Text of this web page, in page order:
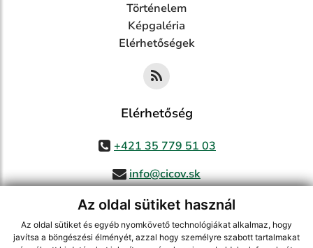
Az oldal sütiket használ
Az oldal sütiket és egyéb nyomkövető technológiákat alkalmaz, hogy
javítsa a böngészési élményét, azzal hogy személyre szabott tartalmakat
Történelem
Képgaléria
Elérhetőségek
Elérhetőség
+421 35 779 51 03
info@cicov.sk
használja ki a legfrissebb információk követését az RSS funkcióval,